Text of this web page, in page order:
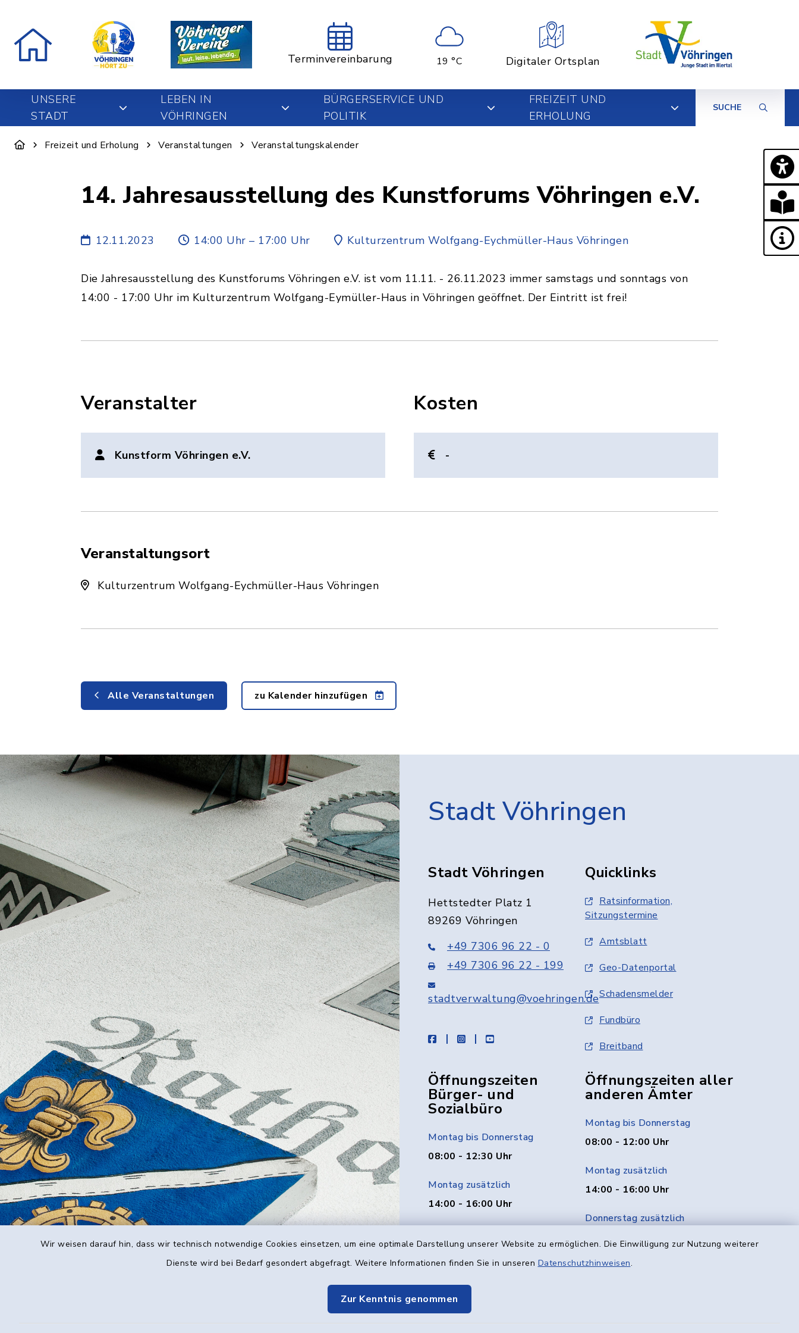
Wir weisen darauf hin, dass wir technisch notwendige Cookies einsetzen, um eine optimale Darstellung unserer Website zu ermöglichen. Die Einwilligung zur Nutzung weiterer
Dienste wird bei Bedarf gesondert abgefragt. Weitere Informationen finden Sie in unseren Datenschutzhinweisen.
Zur Kenntnis genommen
Terminvereinbarung 19 °C Digitaler Ortsplan
UNSERE
STADT
LEBEN IN
VÖHRINGEN
BÜRGERSERVICE UND
POLITIK
FREIZEIT UND
ERHOLUNG
SUCHE
Freizeit und Erholung Veranstaltungen Veranstaltungskalender
14. Jahresausstellung des Kunstforums Vöhringen e.V.
12.11.2023 14:00 Uhr – 17:00 Uhr Kulturzentrum Wolfgang-Eychmüller-Haus Vöhringen
Die Jahresausstellung des Kunstforums Vöhringen e.V. ist vom 11.11. - 26.11.2023 immer samstags und sonntags von
14:00 - 17:00 Uhr im Kulturzentrum Wolfgang-Eymüller-Haus in Vöhringen geöffnet. Der Eintritt ist frei!
Veranstalter
Kunstform Vöhringen e.V.
Kosten
-
Veranstaltungsort
Kulturzentrum Wolfgang-Eychmüller-Haus Vöhringen
Alle Veranstaltungen zu Kalender hinzufügen
Stadt Vöhringen
Stadt Vöhringen
Hettstedter Platz 1
89269 Vöhringen
+49 7306 96 22 - 0
+49 7306 96 22 - 199
stadtverwaltung@voehringen.de
facebookinstagramyoutube
Quicklinks
Ratsinformation,
Sitzungstermine
Amtsblatt
Geo-Datenportal
Schadensmelder
Fundbüro
Breitband
Öffnungszeiten
Bürger- und
Sozialbüro
Montag bis Donnerstag
08:00 - 12:30 Uhr
Montag zusätzlich
14:00 - 16:00 Uhr
14:00 - 18:00 Uhr
08:00 - 12:00 Uhr
Öffnungszeiten aller
anderen Ämter
Montag bis Donnerstag
08:00 - 12:00 Uhr
Montag zusätzlich
14:00 - 16:00 Uhr
Donnerstag zusätzlich
Freitag